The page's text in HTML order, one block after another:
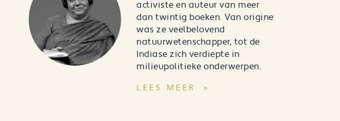
activiste en auteur van meer
dan twintig boeken. Van origine
was ze veelbelovend
natuurwetenschapper, tot de
Indiase zich verdiepte in
milieupolitieke onderwerpen.
LEES MEER